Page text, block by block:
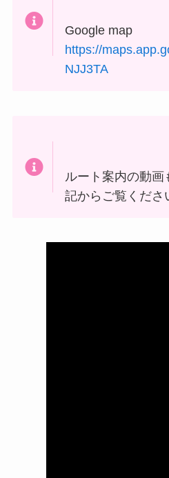
Google map
https://
NJJ3TA
ルート案内の動
記からご覧くださ